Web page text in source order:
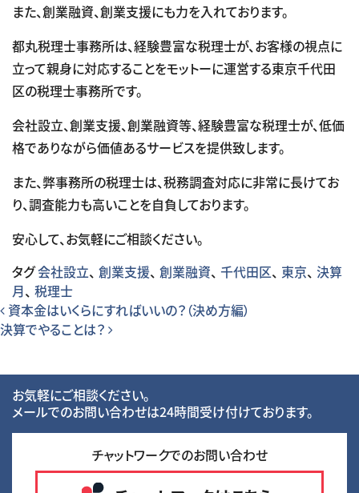
また、創業融資、創業支援にも力を入れております。
都丸税理士事務所は、経験豊富な税理士が、お客様の視点に
立って親身に対応することをモットーに運営する東京千代田
区の税理士事務所です。
会社設立、創業支援、創業融資等、経験豊富な税理士が、低価
格でありながら価値あるサービスを提供致します。
また、弊事務所の税理士は、税務調査対応に非常に長けてお
り、調査能力も高いことを自負しております。
安心して、お気軽にご相談ください。
タグ会社設立、 創業支援、 創業融資、 千代田区、 東京、 決算
月、 税理士
投稿ナビゲーション
資本金はいくらにすればいいの？（決め方編）
決算でやることは？
お気軽にご相談ください。
メールでのお問い合わせは24時間受け付けております。
チャットワークでのお問い合わせ